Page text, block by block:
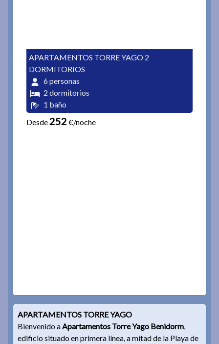
APARTAMENTOS TORRE YAGO 2
DORMITORIOS
6 personas
2 dormitorios
1 baño
Desde252 €/noche
APARTAMENTOS TORRE YAGO
Bienvenido aApartamentos Torre Yago Benidorm,
edificio situado en primera línea, a mitad de la Playa de